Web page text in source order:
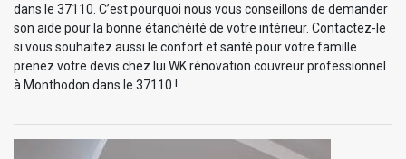
dans le 37110. C’est pourquoi nous vous conseillons de demander
son aide pour la bonne étanchéité de votre intérieur. Contactez-le
si vous souhaitez aussi le confort et santé pour votre famille
prenez votre devis chez lui WK rénovation couvreur professionnel
à Monthodon dans le 37110 !